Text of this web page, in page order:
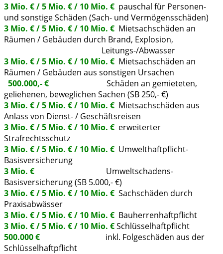
3 Mio. € / 5 Mio. € / 10 Mio. € pauschal für Personen-
und sonstige Schäden (Sach- und Vermögensschäden)
3 Mio. € / 5 Mio. € / 10 Mio. € Mietsachschäden an
Räumen / Gebäuden durch Brand, Explosion,
Leitungs-/Abwasser
3 Mio. € / 5 Mio. € / 10 Mio. € Mietsachschäden an
Räumen / Gebäuden aus sonstigen Ursachen
500.000,- €
Schäden an gemieteten,
geliehenen, beweglichen Sachen (SB 250,- €)
3 Mio. € / 5 Mio. € / 10 Mio. € Mietsachschäden aus
Anlass von Dienst- / Geschäftsreisen
3 Mio. € / 5 Mio. € / 10 Mio. € erweiterter
Strafrechtsschutz
3 Mio. € / 5 Mio. € / 10 Mio. € Umwelthaftpflicht-
Basisversicherung
3 Mio. €
Umweltschadens-
Basisversicherung (SB 5.000,- €)
3 Mio. € / 5 Mio. € / 10 Mio. € Sachschäden durch
Praxisabwässer
3 Mio. € / 5 Mio. € / 10 Mio. € Bauherrenhaftpflicht
3 Mio. € / 5 Mio. € / 10 Mio. €Schlüsselhaftpflicht
500.000 €
inkl. Folgeschäden aus der
Schlüsselhaftpflicht